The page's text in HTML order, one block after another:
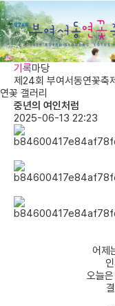
기록마당
제24회 부여서동연꽃축
연꽃 갤러리
중년의 여인처럼
2025-06-13 22:23
어제
오늘